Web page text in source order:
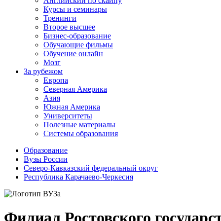
Курсы и семинары
Тренинги
Второе высшее
Бизнес-образование
Обучающие фильмы
Обучение онлайн
Мозг
За рубежом
Европа
Северная Америка
Азия
Южная Америка
Университеты
Полезные материалы
Системы образования
Образование
Вузы России
Северо-Кавказский федеральный округ
Республика Карачаево-Черкесия